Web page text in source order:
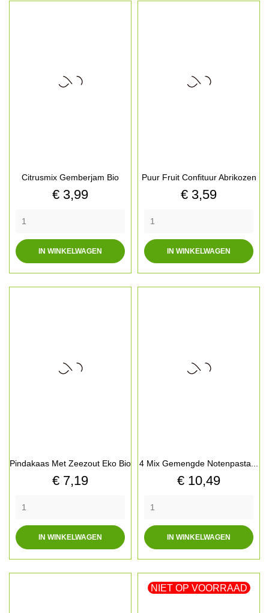
Citrusmix Gemberjam Bio
Prijs
€ 3,99
IN WINKELWAGEN
Puur Fruit Confituur Abrikozen
Prijs
€ 3,59
IN WINKELWAGEN
Pindakaas Met Zeezout Eko Bio
Prijs
€ 7,19
IN WINKELWAGEN
4 Mix Gemengde Notenpasta...
Prijs
€ 10,49
IN WINKELWAGEN
NIET OP VOORRAAD